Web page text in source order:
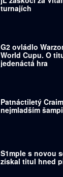
turnajích
G2 ovládlo
World Cupu. O
jedenáctá hra
Patnáctiletý
nejmladším
S1mple s novou
získal titul hned